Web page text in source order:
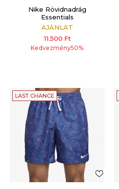
Nike Rövidnadrág
Essentials
AJÁNLAT
11.500 Ft
Kedvezmény50%
LAST CHANCE